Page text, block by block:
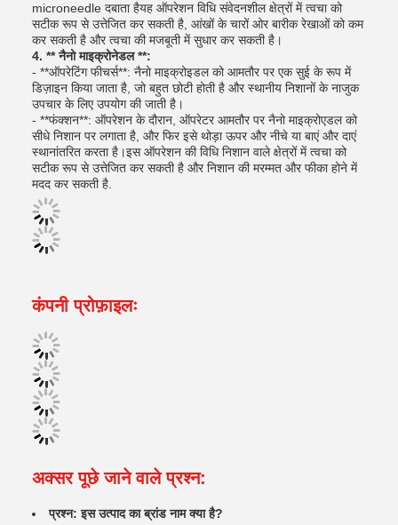
microneedle दबाता हैयह ऑपरेशन विधि संवेदनशील क्षेत्रों में त्वचा को
सटीक रूप से उत्तेजित कर सकती है, आंखों के चारों ओर बारीक रेखाओं को कम
कर सकती है और त्वचा की मजबूती में सुधार कर सकती है।
4. ** नैनो माइक्रोनेडल **:
- **ऑपरेटिंग फीचर्स**: नैनो माइक्रोइडल को आमतौर पर एक सुई के रूप में
डिज़ाइन किया जाता है, जो बहुत छोटी होती है और स्थानीय निशानों के नाजुक
उपचार के लिए उपयोग की जाती है।
- **फंक्शन**: ऑपरेशन के दौरान, ऑपरेटर आमतौर पर नैनो माइक्रोएडल को
सीधे निशान पर लगाता है, और फिर इसे थोड़ा ऊपर और नीचे या बाएं और दाएं
स्थानांतरित करता है।इस ऑपरेशन की विधि निशान वाले क्षेत्रों में त्वचा को
सटीक रूप से उत्तेजित कर सकती है और निशान की मरम्मत और फीका होने में
मदद कर सकती है.
कंपनी प्रोफ़ाइलः
अक्सर पूछे जाने वाले प्रश्न:
प्रश्न: इस उत्पाद का ब्रांड नाम क्या है?